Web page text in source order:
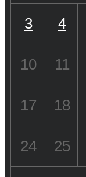
3 4
10 11
17 18
24 25